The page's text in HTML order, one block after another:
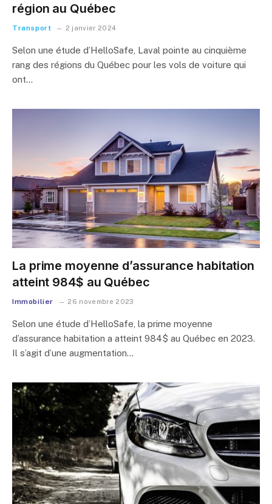
région au Québec
Transport 2 janvier 2024
Selon une étude d’HelloSafe, Laval pointe au cinquième
rang des régions du Québec pour les vols de voiture qui
ont…
La prime moyenne d’assurance habitation
atteint 984$ au Québec
Immobilier 26 novembre 2023
Selon une étude d’HelloSafe, la prime moyenne
d’assurance habitation a atteint 984$ au Québec en 2023.
Il s’agit d’une augmentation…